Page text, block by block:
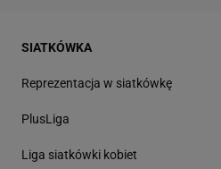
SIATKÓWKA
Reprezentacja w siatkówkę
PlusLiga
Liga siatkówki kobiet